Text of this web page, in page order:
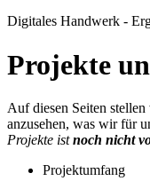
Digitales Handwerk -
Projekte
Auf diesen Seiten
anzusehen, was wir für
Projekte istnoch nicht
Projektumfang